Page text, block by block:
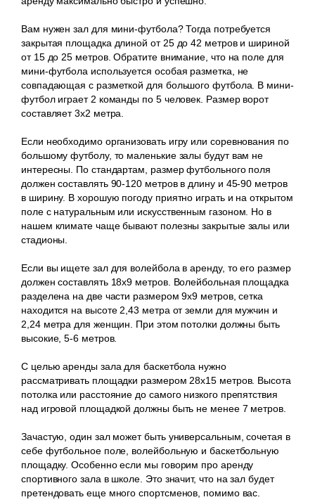
Вам нужен зал для мини-футбола? Тогда потребуется
закрытая площадка длиной от 25 до 42 метров и шириной
от 15 до 25 метров. Обратите внимание, что на поле для
мини-футбола используется особая разметка, не
совпадающая с разметкой для большого футбола. В мини-
футбол играет 2 команды по 5 человек. Размер ворот
составляет 3х2 метра.
Если необходимо организовать игру или соревнования по
большому футболу, то маленькие залы будут вам не
интересны. По стандартам, размер футбольного поля
должен составлять 90-120 метров в длину и 45-90 метров
в ширину. В хорошую погоду приятно играть и на открытом
поле с натуральным или искусственным газоном. Но в
нашем климате чаще бывают полезны закрытые залы или
стадионы.
Если вы ищете зал для волейбола в аренду, то его размер
должен составлять 18х9 метров. Волейбольная площадка
разделена на две части размером 9х9 метров, сетка
находится на высоте 2,43 метра от земли для мужчин и
2,24 метра для женщин. При этом потолки должны быть
высокие, 5-6 метров.
С целью аренды зала для баскетбола нужно
рассматривать площадки размером 28х15 метров. Высота
потолка или расстояние до самого низкого препятствия
над игровой площадкой должны быть не менее 7 метров.
Зачастую, один зал может быть универсальным, сочетая в
себе футбольное поле, волейбольную и баскетбольную
площадку. Особенно если мы говорим про аренду
спортивного зала в школе. Это значит, что на зал будет
претендовать еще много спортсменов, помимо вас.